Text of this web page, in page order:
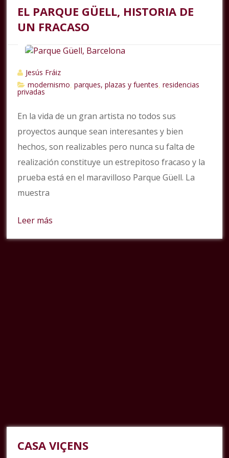
EL PARQUE GÜELL, HISTORIA DE
UN FRACASO
Jesús Fráiz
modernismo
,parques, plazas y fuentes ,residencias
privadas
En la vida de un gran artista no todos sus
proyectos aunque sean interesantes y bien
hechos, son realizables pero nunca su falta de
realización constituye un estrepitoso fracaso y la
prueba está en el maravilloso Parque Güell. La
muestra
Leer más
CASA VIÇENS